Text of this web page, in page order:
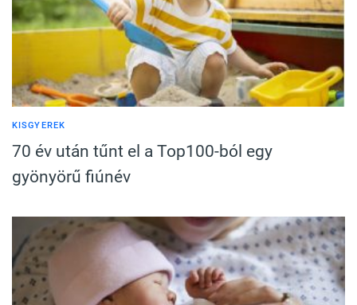
KISGYEREK
70 év után tűnt el a Top100-ból egy
gyönyörű fiúnév